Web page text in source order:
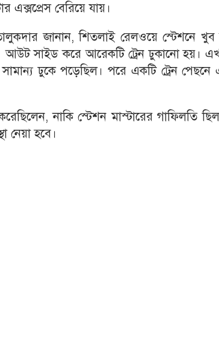
এক্সপ্রেস বেরিয়ে যায়।
জানান, শিতলাই রেলওয়ে স্টেশনে
আউট সাইড করে আরেকটি ট্রেন ঢুকানো হয়।
ঢুকে পড়েছিল। পরে একটি ট্রেন পেছনে
নাকি স্টেশন মাস্টারের গাফিলতি
নেয়া হবে।